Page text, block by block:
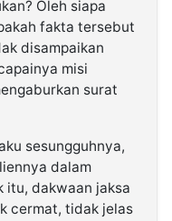
Oleh siapa
fakta tersebut
disampaikan
misi
surat
sesungguhnya,
dalam
itu, dakwaan jaksa
cermat, tidak jelas